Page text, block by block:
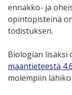
ennakko- ja
opintopisteinä
todistuksen.
Biologian lisäksi
maantieteestä
molempiin